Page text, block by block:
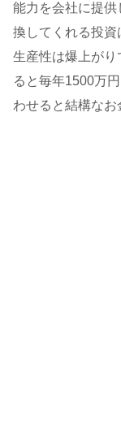
能力を会社に提
換してくれる投
生産性は爆上が
ると毎年1500万
わせると結構なお